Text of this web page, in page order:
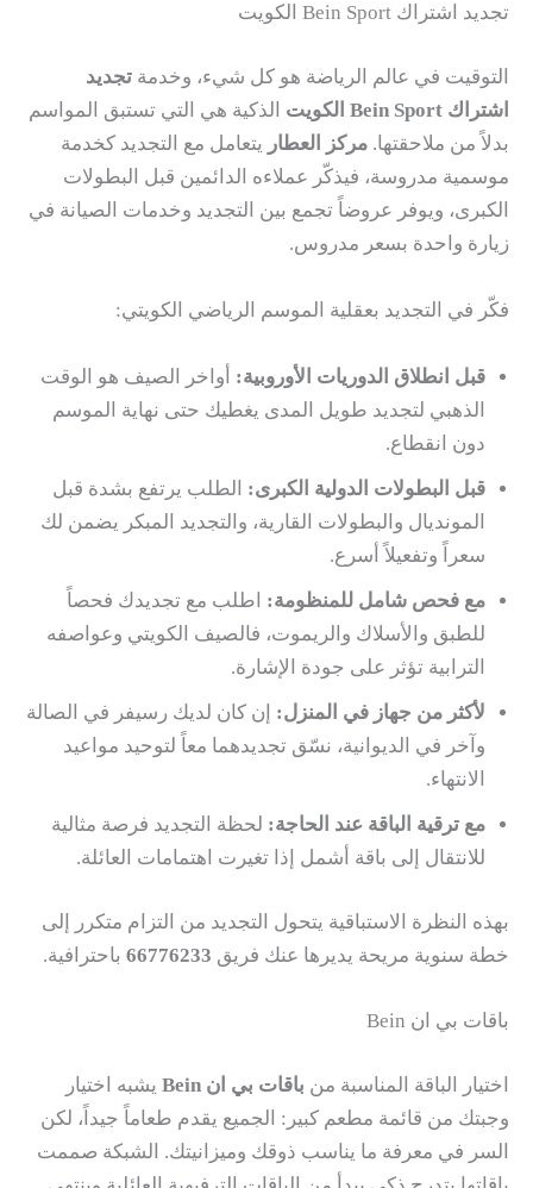
تجديد اشتراك Bein Sport الكويت
التوقيت في عالم الرياضة هو كل شيء، وخدمة تجديد
اشتراك Bein Sport الكويت
الذكية هي التي تستبق المواسم
بدلاً من ملاحقتها. مركز العطار يتعامل مع التجديد كخدمة
موسمية مدروسة، فيذكّر عملاءه الدائمين قبل البطولات
الكبرى، ويوفر عروضاً تجمع بين التجديد وخدمات الصيانة في
زيارة واحدة بسعر مدروس.
فكّر في التجديد بعقلية الموسم الرياضي الكويتي:
قبل انطلاق الدوريات الأوروبية: أواخر الصيف هو الوقت
الذهبي لتجديد طويل المدى يغطيك حتى نهاية الموسم
دون انقطاع.
قبل البطولات الدولية الكبرى: الطلب يرتفع بشدة قبل
المونديال والبطولات القارية، والتجديد المبكر يضمن لك
سعراً وتفعيلاً أسرع.
مع فحص شامل للمنظومة: اطلب مع تجديدك فحصاً
للطبق والأسلاك والريموت، فالصيف الكويتي وعواصفه
الترابية تؤثر على جودة الإشارة.
لأكثر من جهاز في المنزل: إن كان لديك رسيفر في الصالة
وآخر في الديوانية، نسّق تجديدهما معاً لتوحيد مواعيد
الانتهاء.
مع ترقية الباقة عند الحاجة: لحظة التجديد فرصة مثالية
للانتقال إلى باقة أشمل إذا تغيرت اهتمامات العائلة.
بهذه النظرة الاستباقية يتحول التجديد من التزام متكرر إلى
خطة سنوية مريحة يديرها عنك فريق 66776233 باحترافية.
باقات بي ان Bein
اختيار الباقة المناسبة من باقات بي ان Bein
يشبه اختيار
وجبتك من قائمة مطعم كبير: الجميع يقدم طعاماً جيداً، لكن
السر في معرفة ما يناسب ذوقك وميزانيتك. الشبكة صممت